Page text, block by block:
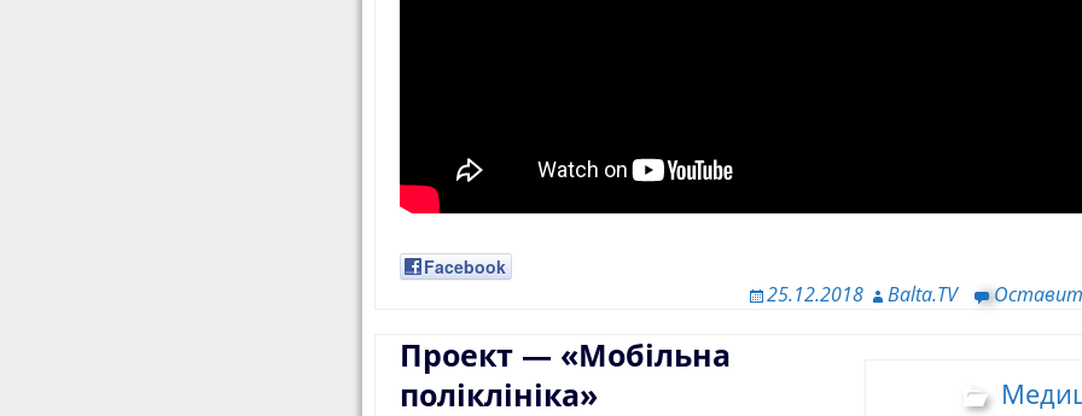
Facebook
25.12.2018 Balta.TV
Проект — «Мобільна
поліклініка»